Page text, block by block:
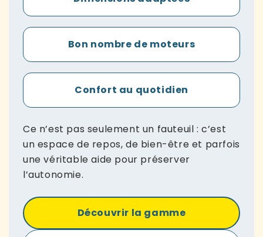
Bon nombre de moteurs
Confort au quotidien
Ce n’est pas seulement un fauteuil : c’est
un espace de repos, de bien-être et parfois
une véritable aide pour préserver
l’autonomie.
Découvrir la gamme